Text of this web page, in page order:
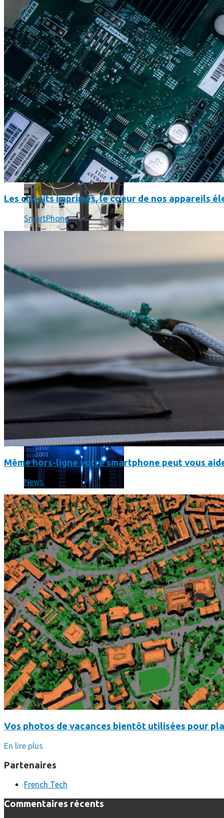
Science
Science
La science-fiction, c’est du passé, la bioimpression de peau
L’intelligence artificielle de Google a maintenant son propre
Les dernières photos envoyées par Rosetta avant son crash
Les circuits imprimés, le coeur de nos appareils
SmartPhone
Même hors-ligne votre smartphone peut vous
News
Vos photos de vacances bientôt utilisées pour
En lire plus
Partenaires
French Tech
Commentaires récents